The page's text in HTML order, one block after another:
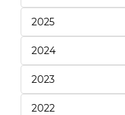
2025
2024
2023
2022